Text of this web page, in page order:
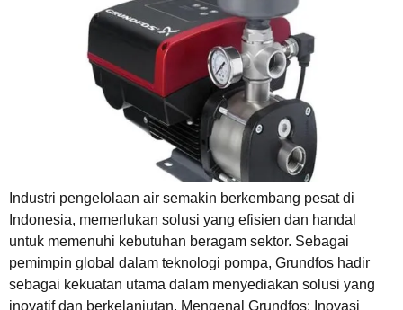
Industri pengelolaan air semakin berkembang pesat di
Indonesia, memerlukan solusi yang efisien dan handal
untuk memenuhi kebutuhan beragam sektor. Sebagai
pemimpin global dalam teknologi pompa, Grundfos hadir
sebagai kekuatan utama dalam menyediakan solusi yang
inovatif dan berkelanjutan. Mengenal Grundfos: Inovasi